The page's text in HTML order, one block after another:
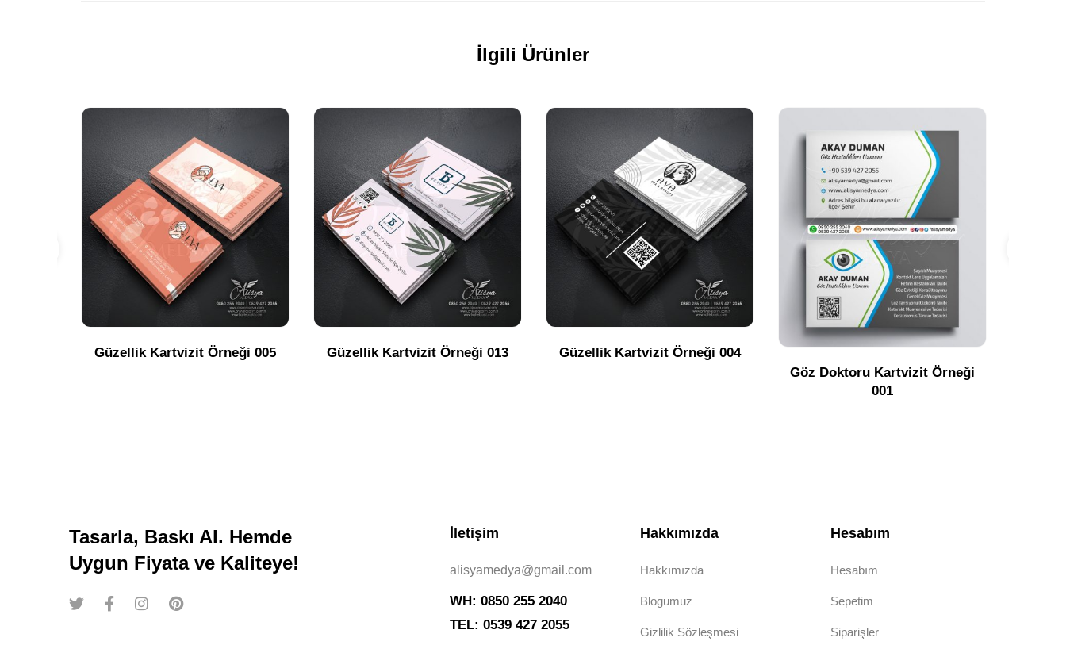
İlgili Ürünler
Güzellik Kartvizit Örneği 005 Güzellik Kartvizit Örneği 013
Güzellik Kartvizit Örneği 004
Göz Doktoru Kartvizit Örneği
001
Tasarla, Baskı Al. Hemde
Uygun Fiyata ve Kaliteye!
İletişim
alisyamedya@gmail.com
WH: 0850 255 2040
TEL: 0539 427 2055
Hakkımızda
Hakkımızda
Blogumuz
Gizlilik Sözleşmesi
Hesabım
Hesabım
Sepetim
Siparişler